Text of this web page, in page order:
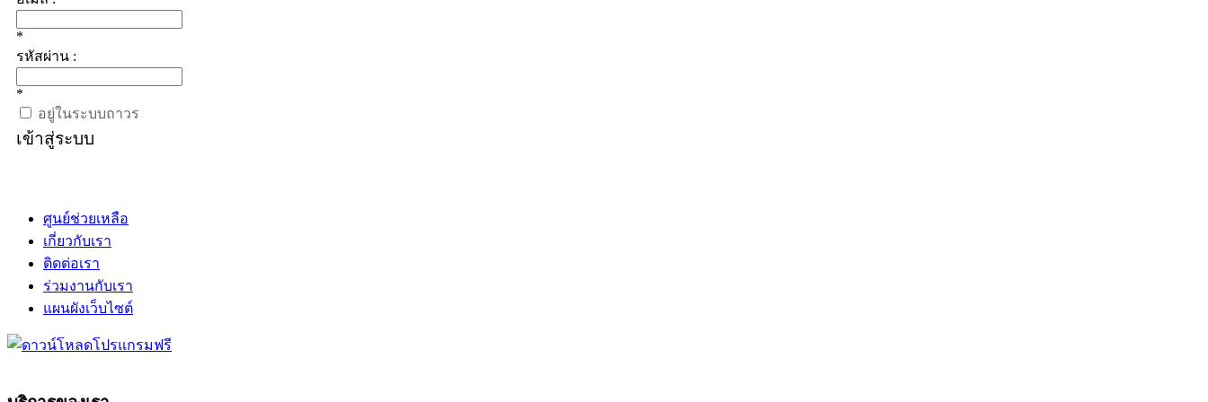
*
รหัสผ่าน :
*
อยู่ในระบบถาวร
เข้าสู่ระบบ
ศูนย์ช่วยเหลือ
เกี่ยวกับเรา
ติดต่อเรา
ร่วมงานกับเรา
แผนผังเว็บไซต์